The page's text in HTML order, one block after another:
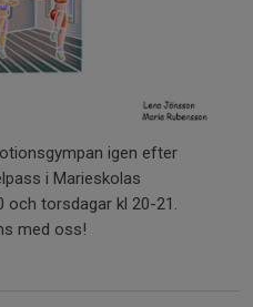
igen efter
i Marieskolas
och torsdagar kl 20-21.
med oss!